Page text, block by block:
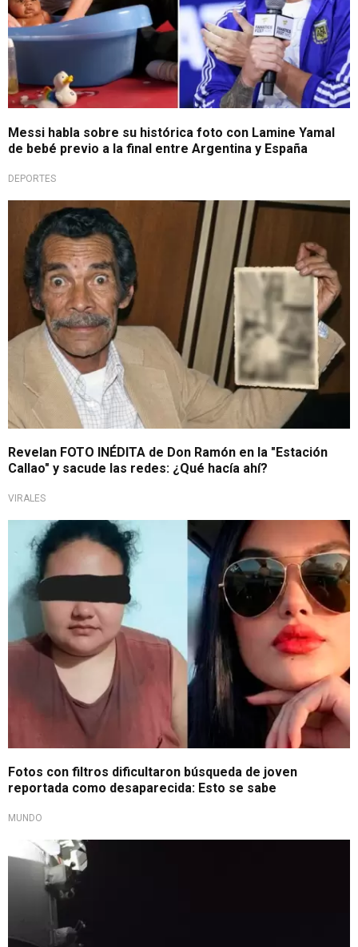
Messi habla sobre su histórica foto con Lamine Yamal
de bebé previo a la final entre Argentina y España
DEPORTES
¡Nadie lo sabía!
Revelan FOTO INÉDITA de Don Ramón en la "Estación
Callao" y sacude las redes: ¿Qué hacía ahí?
VIRALES
Caso de Grecia N
Fotos con filtros dificultaron búsqueda de joven
reportada como desaparecida: Esto se sabe
MUNDO
Un hito espacial